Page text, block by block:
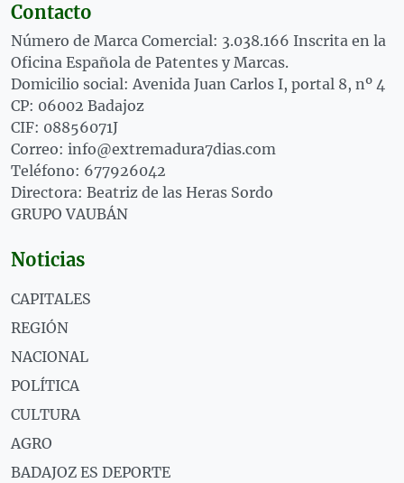
Contacto
Número de Marca Comercial: 3.038.166 Inscrita en la
Oficina Española de Patentes y Marcas.
Domicilio social: Avenida Juan Carlos I, portal 8, nº 4
CP: 06002 Badajoz
CIF: 08856071J
Correo: info@extremadura7dias.com
Teléfono: 677926042
Directora: Beatriz de las Heras Sordo
GRUPO VAUBÁN
Noticias
CAPITALES
REGIÓN
NACIONAL
POLÍTICA
CULTURA
AGRO
BADAJOZ ES DEPORTE